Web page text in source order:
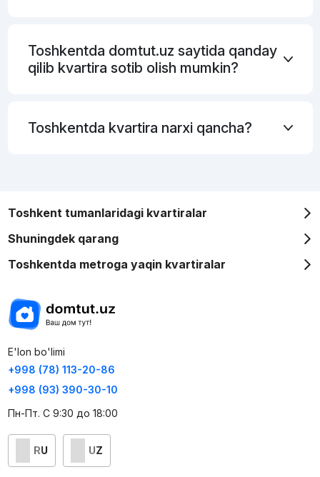
Toshkentda domtut.uz saytida qanday
qilib kvartira sotib olish mumkin?
Toshkentda kvartira narxi qancha?
Toshkent tumanlaridagi kvartiralar
Shuningdek qarang
Toshkentda metroga yaqin kvartiralar
E'lon bo'limi
+998 (78) 113-20-86
+998 (93) 390-30-10
Пн-Пт. С 9:30 до 18:00
RU UZ